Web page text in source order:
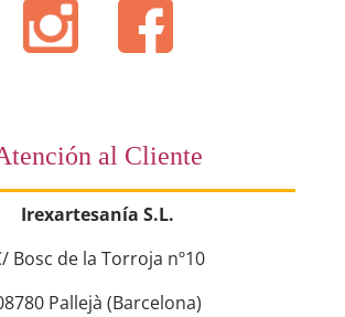
al Cliente
Irexartesanía S.L.
Bosc de la Torroja nº10
Pallejà (Barcelona)